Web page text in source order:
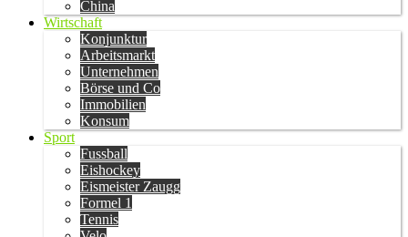
China
Wirtschaft
Konjunktur
Arbeitsmarkt
Unternehmen
Börse und Co
Immobilien
Konsum
Sport
Fussball
Eishockey
Eismeister Zaugg
Formel 1
Tennis